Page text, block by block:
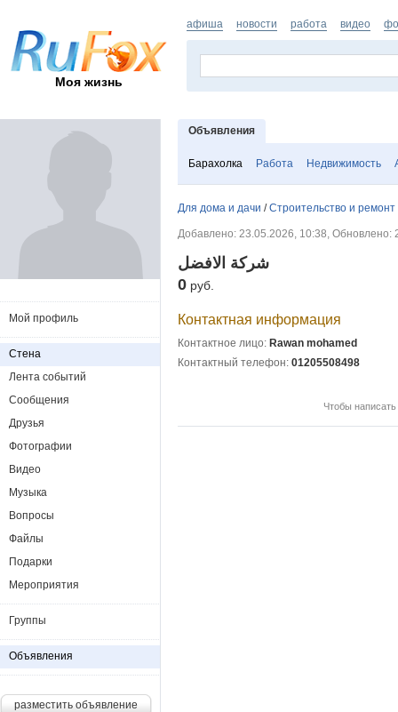
Моя жизнь
афиша новости работа видео
Объявления
Барахолка Работа Недвижимость
Для дома и дачи /Строительство и ремонт
Добавлено: 23.05.2026, 10:38, Обновлено:
شركة الافضل
0 руб.
Контактная информация
Контактное лицо: Rawan mohamed
Контактный телефон: 01205508498
Чтобы
Мой профиль
Стена
Лента событий
Сообщения
Друзья
Фотографии
Видео
Музыка
Вопросы
Файлы
Подарки
Мероприятия
Группы
Объявления
разместить объявление